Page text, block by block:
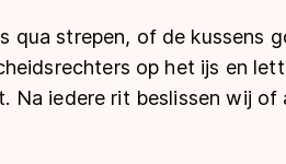
qua strepen, of de kussens
op het ijs en
Na iedere rit beslissen wij of